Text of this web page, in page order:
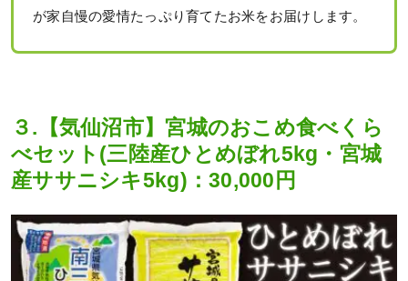
が家自慢の愛情たっぷり育てたお米をお届けします。
３.【気仙沼市】宮城のおこめ食べくら
べセット(三陸産ひとめぼれ5kg・宮城
産ササニシキ5kg)：30,000円